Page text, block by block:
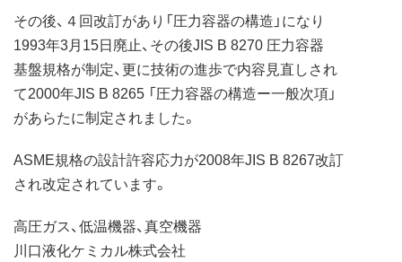
その後、４回改訂があり「圧力容器の構造」になり
1993年3月15日廃止、その後JIS B 8270 圧力容器
基盤規格が制定、更に技術の進歩で内容見直しされ
て2000年JIS B 8265 「圧力容器の構造ー一般次項」
があらたに制定されました。
ASME規格の設計許容応力が2008年JIS B 8267改訂
され改定されています。
高圧ガス、低温機器、真空機器
川口液化ケミカル株式会社